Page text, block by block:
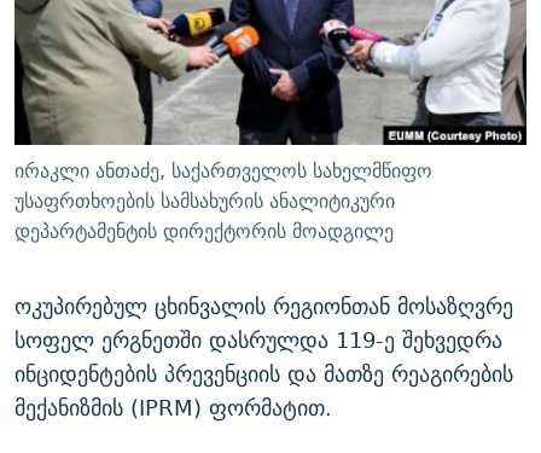
ᲛᲝᲚᲐᲞᲐᲠᲐᲙᲔ ᲢᲔᲥᲡᲢᲔᲑᲘ
ᲨᲘᲜ - ᲣᲪᲮᲝᲔᲗᲨᲘ
ᲚᲘᲢᲔᲠᲐᲢᲣᲠᲣᲚᲘ ᲬᲐᲮᲜᲐᲒᲔᲑᲘ
ᲐᲛᲔᲠᲘᲙᲣᲚᲘ ᲛᲝᲗᲮᲠᲝᲑᲐ
ᲘᲛᲞᲔᲠᲘᲐ ᲓᲐ ᲠᲐᲓᲘᲝ
ᲩᲔᲛᲘ ᲡᲘᲙᲕᲓᲘᲚᲘᲡ ᲛᲘᲖᲔᲖᲘᲐ COVID-19
11 ᲬᲔᲚᲘ - 11 ᲐᲛᲑᲐᲕᲘ
ᲡᲐᲞᲐᲠᲚᲐᲛᲔᲜᲢᲝ ᲐᲠᲩᲔᲕᲜᲔᲑᲘᲡ ᲘᲡᲢᲝᲠᲘᲐ
ᲑᲐᲕᲨᲕᲔᲑᲘ ᲞᲠᲝᲡᲢᲘᲢᲣᲪᲘᲐᲨᲘ - ᲐᲛᲝᲣᲗᲥᲛᲔᲚᲘ ᲐᲛᲑᲐᲕᲘ
5 ᲐᲛᲑᲐᲕᲘ - 20 ᲘᲕᲜᲘᲡᲡ ᲓᲐᲨᲐᲕᲔᲑᲣᲚᲔᲑᲘ
ᲐᲒᲕᲘᲡᲢᲝᲡ ᲝᲛᲘ
ᲒᲐᲛᲝᲘᲬᲔᲠᲔ
რთე/რთ-ის ყველა საიტი
ირაკლი ანთაძე, საქართველოს სახელმწიფო
უსაფრთხოების სამსახურის ანალიტიკური
დეპარტამენტის დირექტორის მოადგილე
ოკუპირებულ ცხინვალის რეგიონთან მოსაზღვრე
სოფელ ერგნეთში დასრულდა 119-ე შეხვედრა
ინციდენტების პრევენციის და მათზე რეაგირების
მექანიზმის (IPRM) ფორმატით.